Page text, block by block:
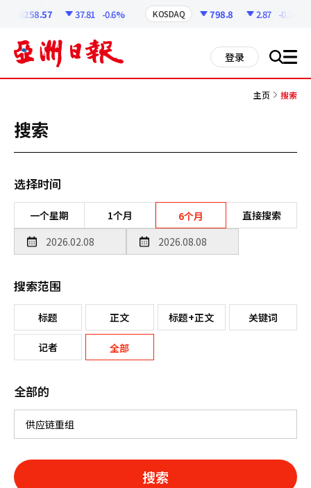
6258.57 37.81 -0.6% KOSDAQ 798.8 2.87 -0.36%
登录 搜 all
主页 搜索
搜索
选择时间
一个星期 1个月 6个月 直接搜索
搜索范围
标题 正文 标题+正文 关键词
记者 全部
全部的
搜索